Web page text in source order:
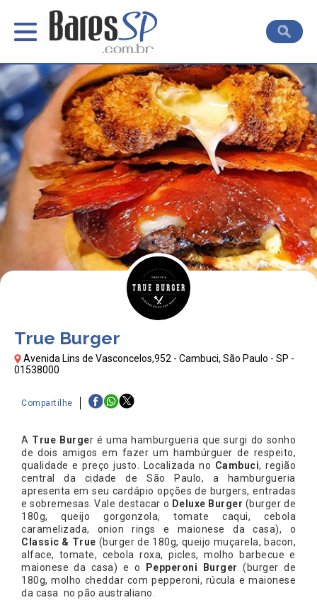
True Burger
Avenida Lins de Vasconcelos,952 - Cambuci, São Paulo - SP -
01538000
Compartilhe
A True Burger é uma hamburgueria que surgi do sonho
de dois amigos em fazer um hambúrguer de respeito,
qualidade e preço justo. Localizada no Cambuci, região
central da cidade de São Paulo, a hamburgueria
apresenta em seu cardápio opções de burgers, entradas
e sobremesas. Vale destacar o Deluxe Burger (burger de
180g, queijo gorgonzola, tomate caqui, cebola
caramelizada, onion rings e maionese da casa), o
Classic & True (burger de 180g, queijo muçarela, bacon,
alface, tomate, cebola roxa, picles, molho barbecue e
maionese da casa) e o
Pepperoni Burger (burger de
180g, molho cheddar com pepperoni, rúcula e maionese
da casa no pão australiano.